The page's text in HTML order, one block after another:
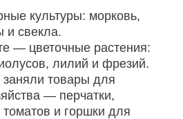
культуры: морковь,
и свекла.
— цветочные растения:
лилий и фрезий.
заняли товары для
— перчатки,
и горшки для